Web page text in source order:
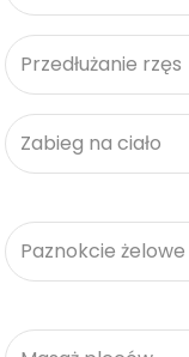
Przedłużanie rzęs
Zabieg na ciało
Paznokcie żelowe